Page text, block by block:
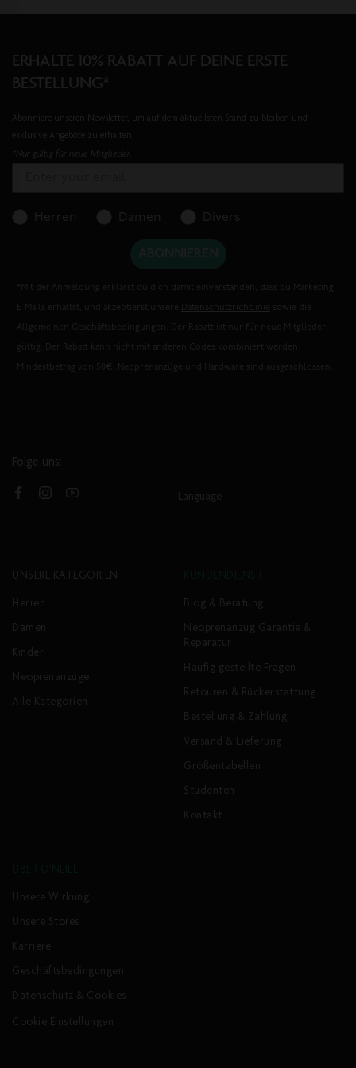
ERHALTE 10% RABATT AUF DEINE ERSTE
BESTELLUNG*
Abonniere unseren Newsletter, um auf dem aktuellsten Stand zu bleiben und
exklusive Angebote zu erhalten.
*Nur gültig für neue Mitglieder.
Herren Damen Divers
*Mit der Anmeldung erklärst du dich damit einverstanden, dass du Marketing
E-Mails erhältst, und akzeptierst unsere Datenschutzrichtlinie sowie die
Allgemeinen Geschäftsbedingungen . Der Rabatt ist nur für neue Mitglieder
gültig. Der Rabatt kann nicht mit anderen Codes kombiniert werden.
Mindestbetrag von 50€ .Neoprenanzüge und Hardware sind ausgeschlossen.
Folge uns:
Language
UNSERE KATEGORIEN
Herren
Damen
Kinder
Neoprenanzüge
Alle Kategorien
Blog & Beratung
Neoprenanzug Garantie &
Reparatur
Häufig gestellte Fragen
Retouren & Rückerstattung
Bestellung & Zahlung
Versand & Lieferung
Größentabellen
Studenten
Kontakt
Unsere Wirkung
Unsere Stores
Karriere
Geschäftsbedingungen
Datenschutz & Cookies
Cookie Einstellungen